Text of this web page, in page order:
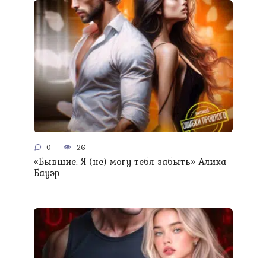
0 26
«Бывшие. Я (не) могу тебя забыть» Алика
Бауэр